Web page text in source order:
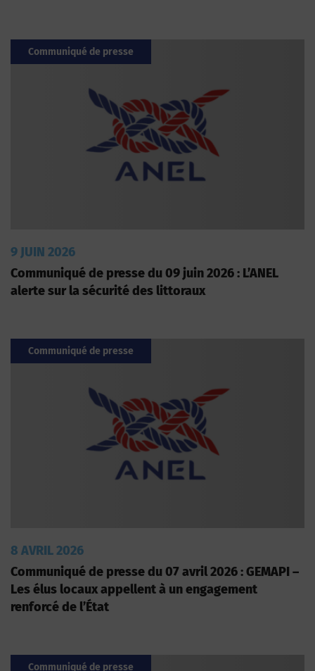
Communiqué de presse
9 JUIN 2026
Communiqué de presse du 09 juin 2026 : L’ANEL
alerte sur la sécurité des littoraux
Communiqué de presse
8 AVRIL 2026
Communiqué de presse du 07 avril 2026 : GEMAPI –
Les élus locaux appellent à un engagement
renforcé de l’État
Communiqué de presse